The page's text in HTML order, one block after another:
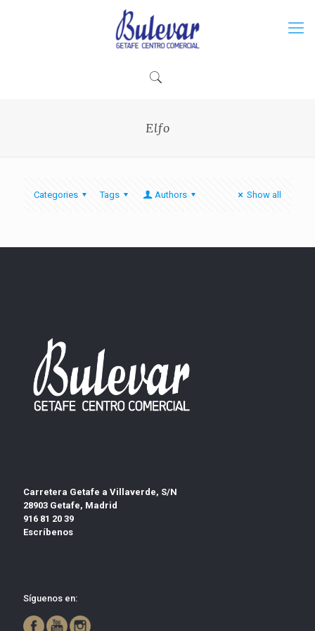
Elfo
Categories Tags Authors Show all
Carretera Getafe a Villaverde, S/N
28903 Getafe, Madrid
916 81 20 39
Escríbenos
Síguenos en: